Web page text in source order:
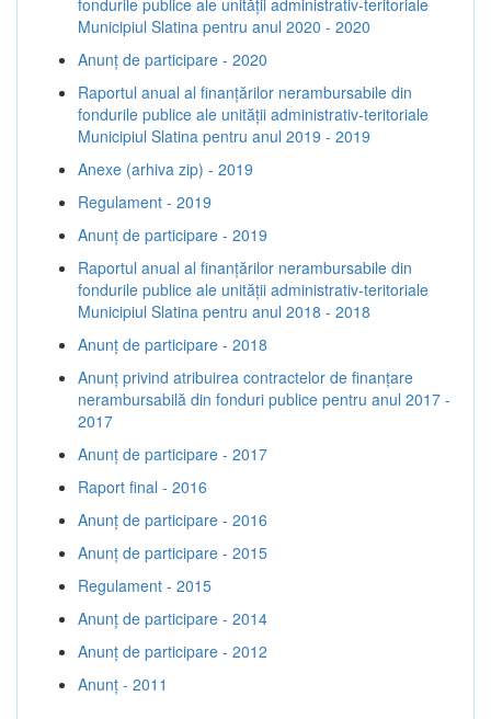
Municipiul Slatina pentru anul 2020 - 2020
Anunț de participare - 2020
Raportul anual al finanțărilor nerambursabile din
fondurile publice ale unității administrativ-teritoriale
Municipiul Slatina pentru anul 2019 - 2019
Anexe (arhiva zip) - 2019
Regulament - 2019
Anunț de participare - 2019
Raportul anual al finanțărilor nerambursabile din
fondurile publice ale unității administrativ-teritoriale
Municipiul Slatina pentru anul 2018 - 2018
Anunț de participare - 2018
Anunț privind atribuirea contractelor de finanţare
nerambursabilă din fonduri publice pentru anul 2017 -
2017
Anunț de participare - 2017
Raport final - 2016
Anunț de participare - 2016
Anunț de participare - 2015
Regulament - 2015
Anunț de participare - 2014
Anunț de participare - 2012
Anunț - 2011